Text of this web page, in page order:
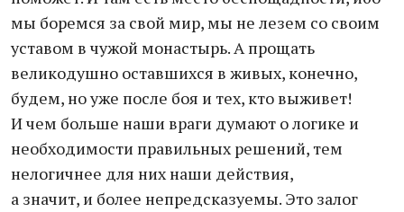
мы боремся за свой мир, мы не лезем со своим
уставом в чужой монастырь. А прощать
великодушно оставшихся в живых, конечно,
будем, но уже после боя и тех, кто выживет!
И чем больше наши враги думают о логике и
необходимости правильных решений, тем
нелогичнее для них наши действия,
а значит, и более непредсказуемы. Это залог